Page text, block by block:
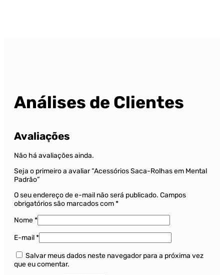
Análises de Clientes
Avaliações
Não há avaliações ainda.
Seja o primeiro a avaliar “Acessórios Saca-Rolhas em Mental
Padrão”
O seu endereço de e-mail não será publicado. Campos
obrigatórios são marcados com*
Nome*
E-mail*
Salvar meus dados neste navegador para a próxima vez
que eu comentar.